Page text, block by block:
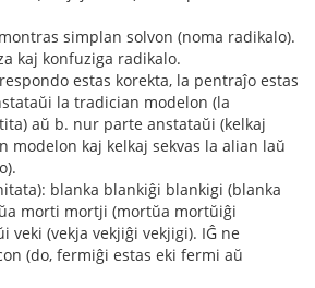
simplan solvon (noma radikalo).
kaj konfuziga radikalo.
estas korekta, la pentraĵo estas
la tradician modelon (la
aŭ b. nur parte anstataŭi (kelkaj
modelon kaj kelkaj sekvas la alian laŭ
blanka blankiĝi blankigi (blanka
morti mortji (mortŭa mortŭiĝi
veki (vekja vekjiĝi vekjigi). IĜ ne
(do, fermiĝi estas eki fermi aŭ